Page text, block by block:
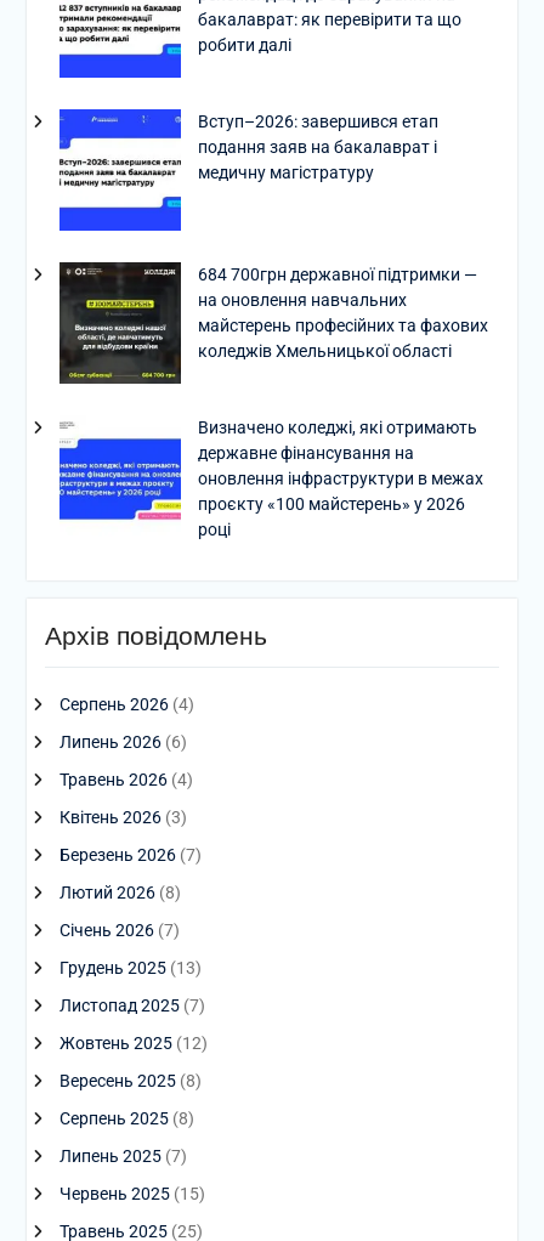
бакалаврат: як перевірити та що
робити далі
Вступ–2026: завершився етап
подання заяв на бакалаврат і
медичну магістратуру
684 700грн державної підтримки —
на оновлення навчальних
майстерень професійних та фахових
коледжів Хмельницької області
Визначено коледжі, які отримають
державне фінансування на
оновлення інфраструктури в межах
проєкту «100 майстерень» у 2026
році
Архів повідомлень
Серпень 2026(4)
Липень 2026(6)
Травень 2026(4)
Квітень 2026(3)
Березень 2026(7)
Лютий 2026(8)
Січень 2026(7)
Грудень 2025(13)
Листопад 2025(7)
Жовтень 2025(12)
Вересень 2025(8)
Серпень 2025(8)
Липень 2025(7)
Червень 2025(15)
Травень 2025(25)